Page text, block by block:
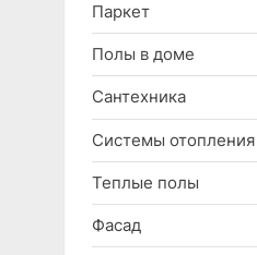
Паркет
Полы в доме
Сантехника
Системы отопления
Теплые полы
Фасад